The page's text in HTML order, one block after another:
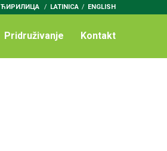
ЋИРИЛИЦА / LATINICA ENGLISH
Pridruživanje Kontakt